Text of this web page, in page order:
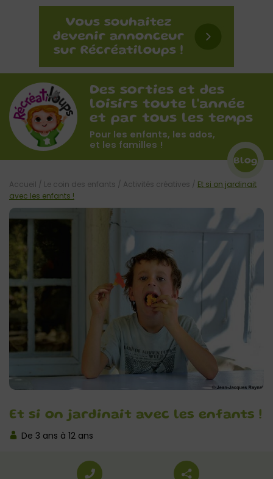
Des sorties et des
loisirs toute l'année
et par tous les temps
Pour les enfants, les ados,
et les familles !
Blog
Et si on jardinait avec les enfants !
De 3 ans à 12 ans
Accueil / Le coin des enfants / Activités créatives / Et si on jardinait
avec les enfants !